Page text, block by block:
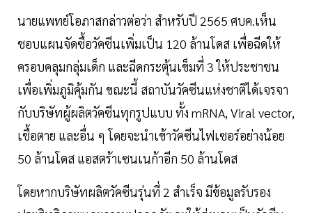
นายแพทย์โอภาสกล่าวต่อว่า สำหรับปี 2565 ศบค.เห็น
ชอบแผนจัดซื้อวัคซีนเพิ่มเป็น 120 ล้านโดส เพื่อฉีดให้
ครอบคลุมกลุ่มเด็ก และฉีดกระตุ้นเข็มที่ 3 ให้ประชาชน
เพื่อเพิ่มภูมิคุ้มกัน ขณะนี้ สถาบันวัคซีนแห่งชาติได้เจรจา
กับบริษัทผู้ผลิตวัคซีนทุกรูปแบบ ทั้ง mRNA, Viral vector,
เชื้อตาย และอื่น ๆ โดยจะนำเข้าวัคซีนไฟเซอร์อย่างน้อย
50 ล้านโดส แอสตร้าเซนเนก้าอีก 50 ล้านโดส
โดยหากบริษัทผลิตวัคซีนรุ่นที่ 2 สำเร็จ มีข้อมูลรับรอง